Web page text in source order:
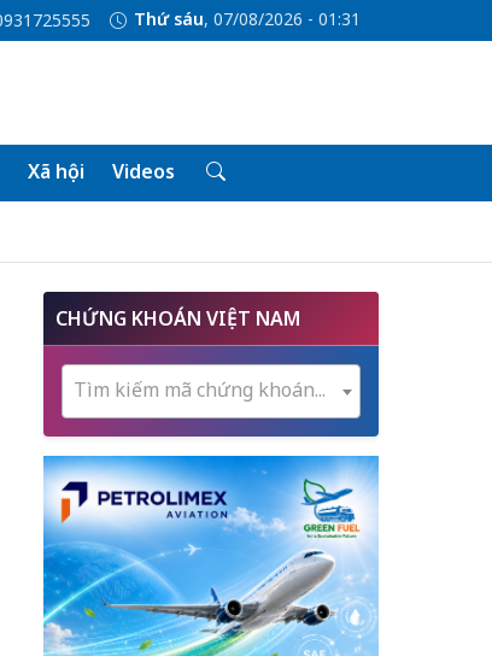
Thứ sáu, 07/08/2026 - 01:31
Xã hội Videos
CHỨNG KHOÁN VIỆT NAM
Tìm kiếm mã chứng khoán...